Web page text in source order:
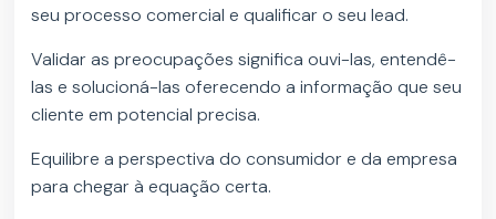
seu processo comercial e qualificar o seu lead.
Validar as preocupações significa ouvi-las, entendê-
las e solucioná-las oferecendo a informação que seu
cliente em potencial precisa.
Equilibre a perspectiva do consumidor e da empresa
para chegar à equação certa.